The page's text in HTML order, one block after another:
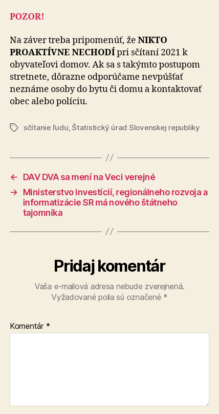
POZOR!
Na záver treba pripomenúť, že NIKTO
PROAKTÍVNE NECHODÍpri sčítaní 2021 k
obyvateľovi domov. Ak sa s takýmto postupom
stretnete, dôrazne odporúčame nevpúšťať
neznáme osoby do bytu či domu a kontaktovať
obec alebo políciu.
Značkysčítanie ľudu ,Štatistický úrad Slovenskej republiky
←
DAV DVA sa mení na Veci verejné
→
Ministerstvo investícií, regionálneho rozvoja a
informatizácie SR má nového štátneho
tajomníka
Pridaj komentár
Vaša e-mailová adresa nebude zverejnená.
Vyžadované polia sú označené *
Komentár *